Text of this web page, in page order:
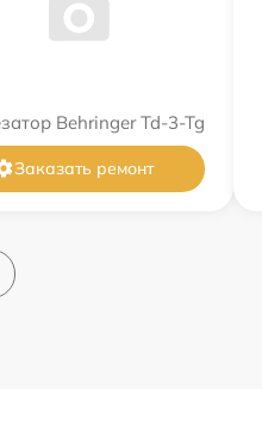
Behringer Td-3-Tg
Заказать ремонт